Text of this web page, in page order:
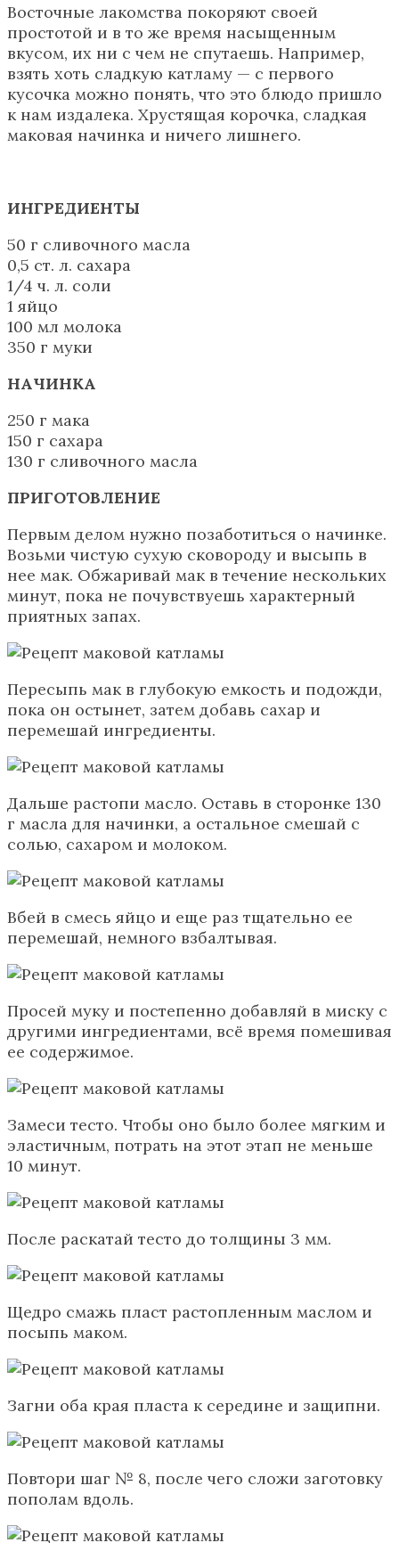
Восточные лакомства покоряют своей
простотой и в то же время насыщенным
вкусом, их ни с чем не спутаешь. Например,
взять хоть сладкую катламу — с первого
кусочка можно понять, что это блюдо пришло
к нам издалека. Хрустящая корочка, сладкая
маковая начинка и ничего лишнего.
ИНГРЕДИЕНТЫ
50 г сливочного масла
0,5 ст. л. сахара
1/4 ч. л. соли
1 яйцо
100 мл молока
350 г муки
НАЧИНКА
250 г мака
150 г сахара
130 г сливочного масла
ПРИГОТОВЛЕНИЕ
Первым делом нужно позаботиться о начинке.
Возьми чистую сухую сковороду и высыпь в
нее мак. Обжаривай мак в течение нескольких
минут, пока не почувствуешь характерный
приятных запах.
Пересыпь мак в глубокую емкость и подожди,
пока он остынет, затем добавь сахар и
перемешай ингредиенты.
Дальше растопи масло. Оставь в сторонке 130
г масла для начинки, а остальное смешай с
солью, сахаром и молоком.
Вбей в смесь яйцо и еще раз тщательно ее
перемешай, немного взбалтывая.
Просей муку и постепенно добавляй в миску с
другими ингредиентами, всё время помешивая
ее содержимое.
Замеси тесто. Чтобы оно было более мягким и
эластичным, потрать на этот этап не меньше
10 минут.
После раскатай тесто до толщины 3 мм.
Щедро смажь пласт растопленным маслом и
посыпь маком.
Загни оба края пласта к середине и защипни.
Повтори шаг № 8, после чего сложи заготовку
пополам вдоль.